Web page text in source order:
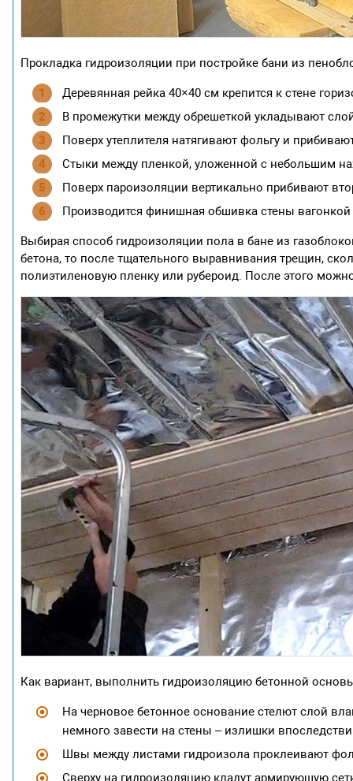
Прокладка гидроизоляции при постройке бани из
Деревянная рейка 40×40 см крепится к стене
В промежутки между обрешеткой укладывают
Поверх утеплителя натягивают фольгу и
Стыки между пленкой, уложенной с небольшим
Поверх пароизоляции вертикально прибивают
Производится финишная обшивка стены
Выбирая способ гидроизоляции пола в бане из
бетона, то после тщательного выравнивания трещин,
полиэтиленовую пленку или рубероид. После этого
Как вариант, выполнить гидроизоляцию бетонной
На черновое бетонное основание стелют слой
немного завести на стены – излишки
Швы между листами гидроизола проклеивают
Сверху на гидроизоляцию кладут армирующую